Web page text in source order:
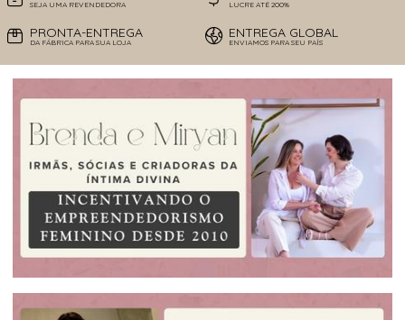
SEJA UMA REVENDEDORA LUCRE ATÉ 200%
PRONTA-ENTREGA
DA FÁBRICA PARA SUA LOJA
ENTREGA GLOBAL
ENVIAMOS PARA SEU PAÍS